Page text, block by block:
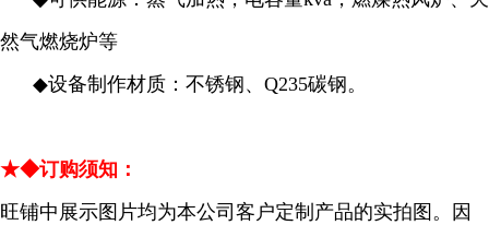
然气燃烧炉等
◆设备制作材质：不锈钢、Q235碳钢。
★◆订购须知：
旺铺中展示图片均为本公司客户定制产品的实拍图。因